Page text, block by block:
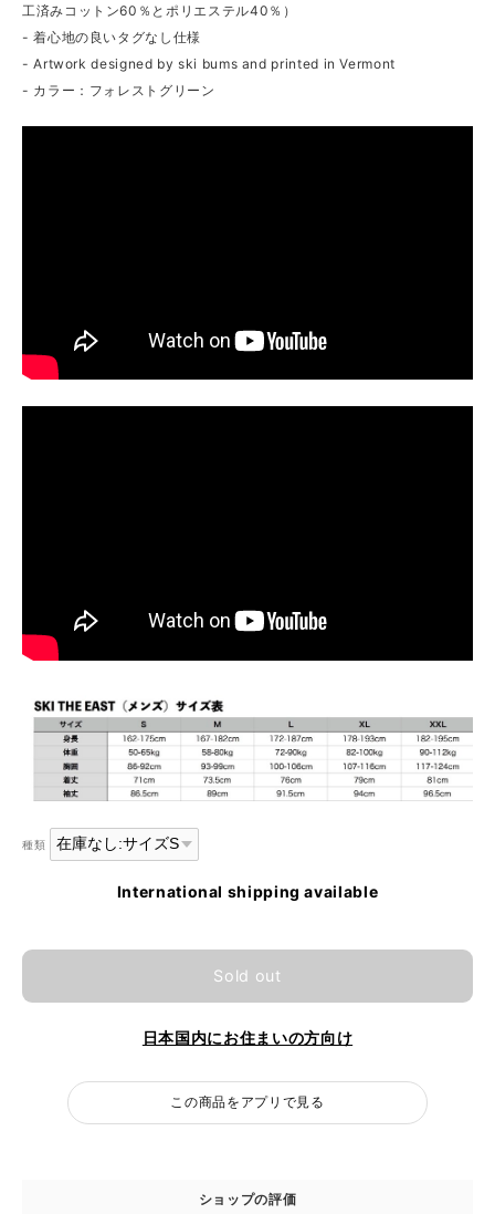
工済みコットン60％とポリエステル40％）
- 着心地の良いタグなし仕様
- Artwork designed by ski bums and printed in Vermont
- カラー：フォレストグリーン
種類
International shipping available
Sold out
日本国内にお住まいの方向け
この商品をアプリで見る
ショップの評価